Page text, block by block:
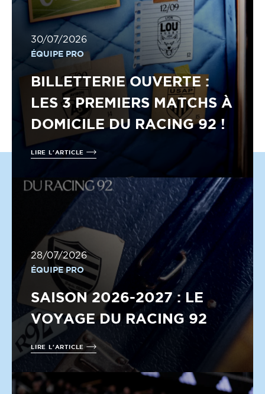
30/07/2026
ÉQUIPE PRO
BILLETTERIE OUVERTE :
LES 3 PREMIERS MATCHS À
DOMICILE DU RACING 92 !
LIRE L'ARTICLE
28/07/2026
ÉQUIPE PRO
SAISON 2026-2027 : LE
VOYAGE DU RACING 92
LIRE L'ARTICLE